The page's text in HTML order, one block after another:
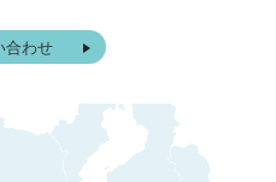
合わせ